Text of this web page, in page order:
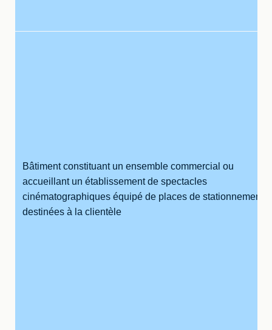
Bâtiment constituant un ensemble commercial ou
accueillant un établissement de spectacles
cinématographiques équipé de places de stationnement
destinées à la clientèle